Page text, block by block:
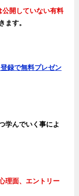
開していない有料
ます。
録で無料プレゼン
学んでいく事によ
理面、エントリー